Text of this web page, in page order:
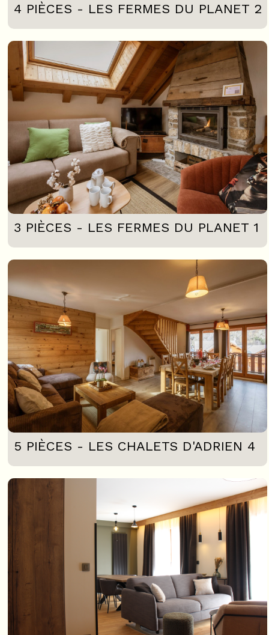
4 PIÈCES - LES FERMES DU PLANET 2
3 PIÈCES - LES FERMES DU PLANET 1
5 PIÈCES - LES CHALETS D'ADRIEN 4